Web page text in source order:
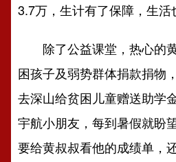
3.7万，生计有了保障，生活
除了公益课堂，热心的
困孩子及弱势群体捐款捐物
去深山给贫困儿童赠送助学
宇航小朋友，每到暑假就盼
要给黄叔叔看他的成绩单，